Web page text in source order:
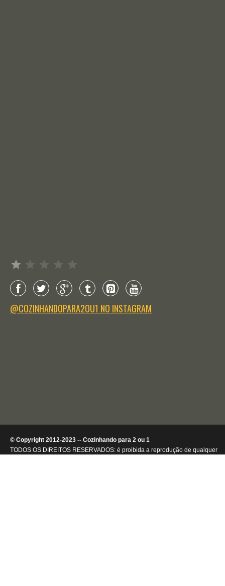
@COZINHANDOPARA2OU1 NO INSTAGRAM
© Copyright 2012-2023 -- Cozinhando para 2 ou 1
TODOS OS DIREITOS RESERVADOS: é proibida a reprodução de qualquer